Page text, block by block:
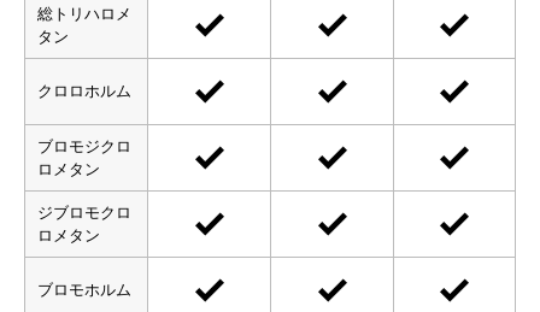
人体への影響
アトピー性皮膚炎の悪化
内蔵や中枢神経への悪影響
流産のリスク増加
発がん性のリスク増加
催奇形性（奇形）のリスク増加
肝障害のリスク増加
総トリハロメ
タン
クロロホルム
ブロモジクロ
ロメタン
ジブロモクロ
ロメタン
ブロモホルム